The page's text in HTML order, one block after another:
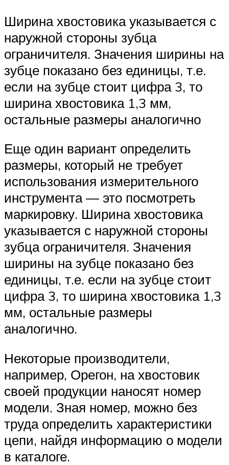
Ширина хвостовика указывается с
наружной стороны зубца
ограничителя. Значения ширины на
зубце показано без единицы, т.е.
если на зубце стоит цифра 3, то
ширина хвостовика 1,3 мм,
остальные размеры аналогично
Еще один вариант определить
размеры, который не требует
использования измерительного
инструмента — это посмотреть
маркировку. Ширина хвостовика
указывается с наружной стороны
зубца ограничителя. Значения
ширины на зубце показано без
единицы, т.е. если на зубце стоит
цифра 3, то ширина хвостовика 1,3
мм, остальные размеры
аналогично.
Некоторые производители,
например, Орегон, на хвостовик
своей продукции наносят номер
модели. Зная номер, можно без
труда определить характеристики
цепи, найдя информацию о модели
в каталоге.